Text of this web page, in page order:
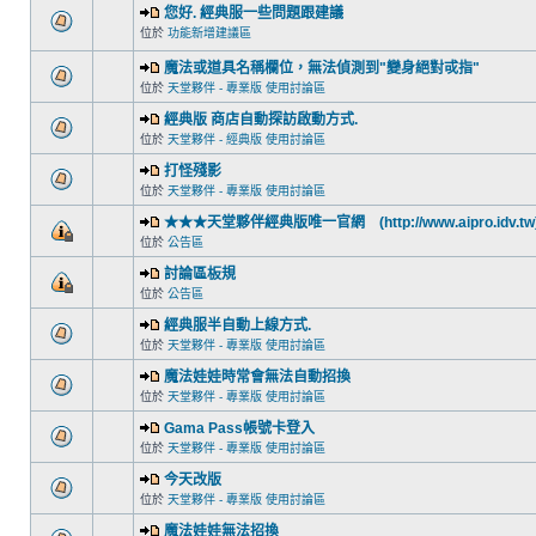
您好. 經典服一些問題跟建議
位於 功能新增建議區
魔法或道具名稱欄位，無法偵測到"變身絕對戓指"
位於 天堂夥伴 - 專業版 使用討論區
經典版 商店自動探訪啟動方式.
位於 天堂夥伴 - 經典版 使用討論區
打怪殘影
位於 天堂夥伴 - 專業版 使用討論區
★★★天堂夥伴經典版唯一官網 (http://
位於 公告區
討論區板規
位於 公告區
經典服半自動上線方式.
位於 天堂夥伴 - 專業版 使用討論區
魔法娃娃時常會無法自動招換
位於 天堂夥伴 - 專業版 使用討論區
Gama Pass帳號卡登入
位於 天堂夥伴 - 專業版 使用討論區
今天改版
位於 天堂夥伴 - 專業版 使用討論區
魔法娃娃無法招換